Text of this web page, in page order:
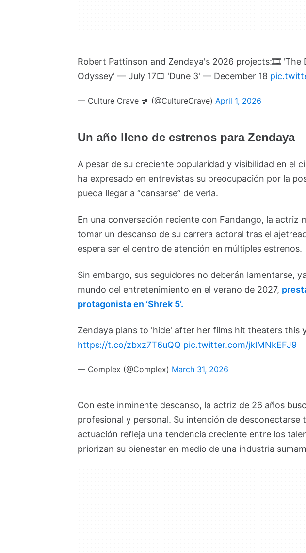
Robert Pattinson and Zendaya's 2026 projects:🎞️ 'The
Odyssey' — July 17🎞️ 'Dune 3' — December 18
— Culture Crave 🍿 (@CultureCrave) April 1, 2026
Un año lleno de estrenos para Zendaya
A pesar de su creciente popularidad y visibilidad en el
ha expresado en entrevistas su preocupación por la
pueda llegar a “cansarse” de verla.
En una conversación reciente con Fandango, la actriz
tomar un descanso de su carrera actoral tras el
espera ser el centro de atención en múltiples estrenos.
Sin embargo, sus seguidores no deberán lamentarse,
mundo del entretenimiento en el verano de 2027,
protagonista en ‘Shrek 5’.
Zendaya plans to 'hide' after her films hit theaters this
https://t.co/zbxz7T6uQQ pic.twitter.com/jklMNkEFJ9
— Complex (@Complex) March 31, 2026
Con este inminente descanso, la actriz de 26 años
profesional y personal. Su intención de desconectarse
actuación refleja una tendencia creciente entre los
priorizan su bienestar en medio de una industria